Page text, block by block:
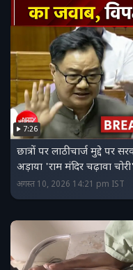
7:26
छात्रों पर लाठीचार्ज मुद्दे पर
अड़ाया 'राम मंदिर चढ़ावा
अगस्त 10, 2026 14:21 pm IST